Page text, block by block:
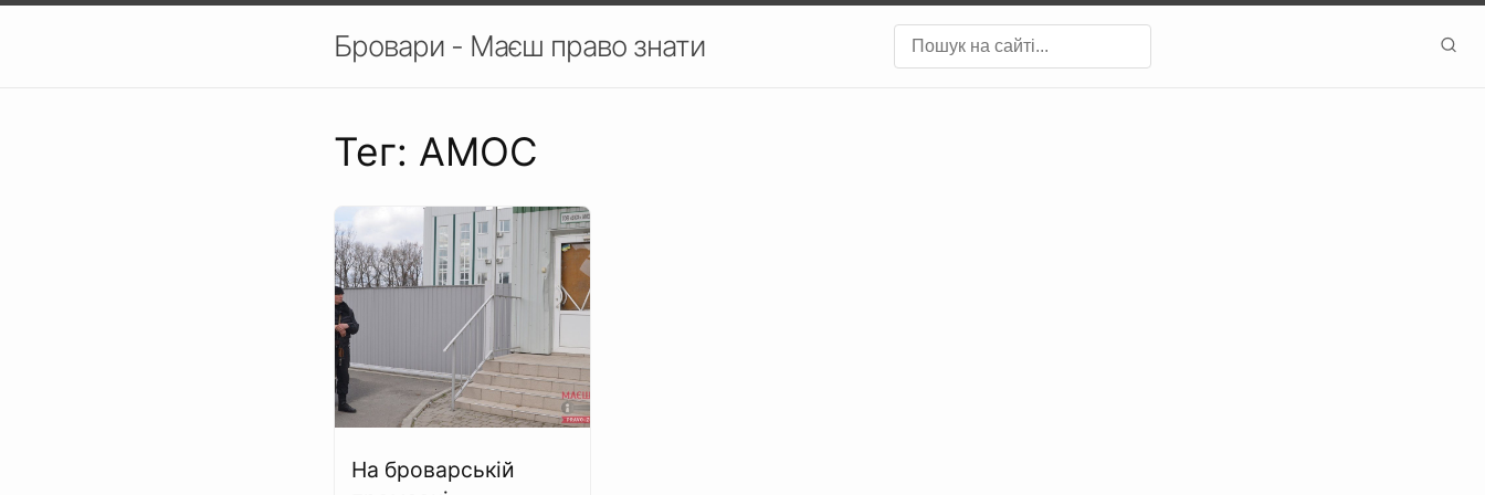
Бровари - Маєш право знати
Тег: АМОС
На броварській